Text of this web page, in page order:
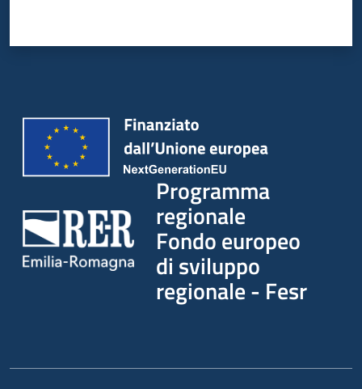
su
Programma
regionale
Fondo europeo
di sviluppo
regionale - Fesr